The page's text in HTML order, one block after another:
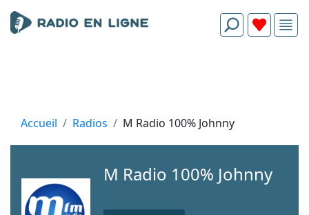
Accueil Radios M Radio 100% Johnny
M Radio 100% Johnny